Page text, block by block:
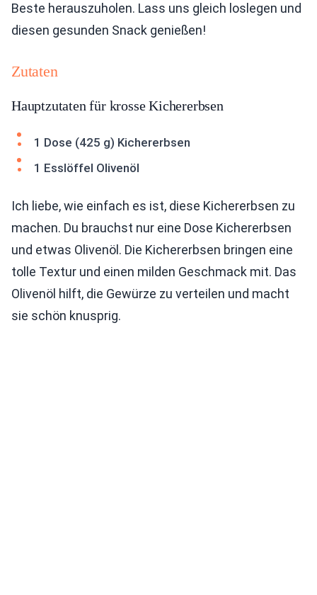
Beste herauszuholen. Lass uns gleich loslegen und
diesen gesunden Snack genießen!
Zutaten
Hauptzutaten für krosse Kichererbsen
1 Dose (425 g) Kichererbsen
1 Esslöffel Olivenöl
Ich liebe, wie einfach es ist, diese Kichererbsen zu
machen. Du brauchst nur eine Dose Kichererbsen
und etwas Olivenöl. Die Kichererbsen bringen eine
tolle Textur und einen milden Geschmack mit. Das
Olivenöl hilft, die Gewürze zu verteilen und macht
sie schön knusprig.